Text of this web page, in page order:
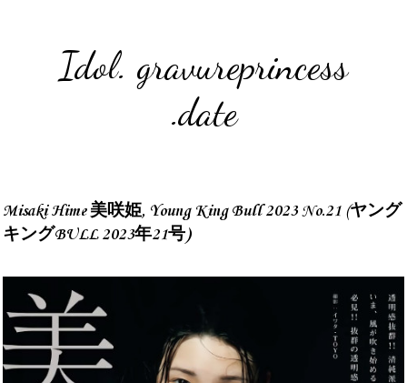
Idol. gravureprincess
.date
Misaki Hime 美咲姫, Young King Bull 2023 No.21 (ヤング
キングBULL 2023年21号)